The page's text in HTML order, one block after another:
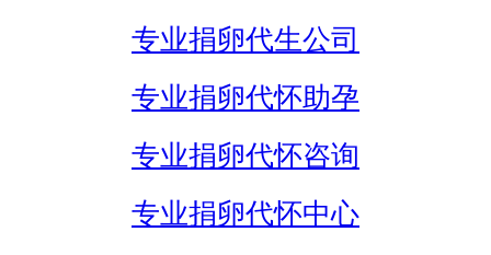
专业捐卵代生公司
专业捐卵代怀助孕
专业捐卵代怀咨询
专业捐卵代怀中心